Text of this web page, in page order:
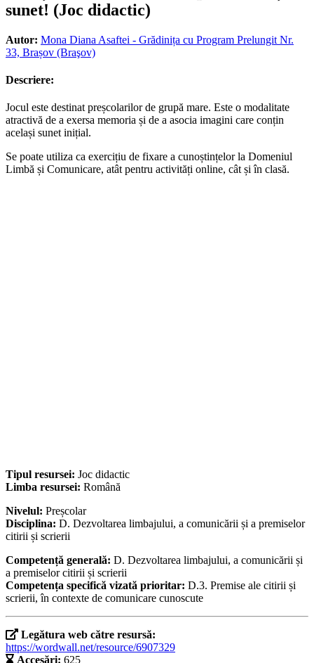
sunet! (Joc didactic)
Autor: Mona Diana Asaftei - Grădinița cu Program Prelungit Nr.
33, Brașov (Braşov)
Descriere:
Jocul este destinat preșcolarilor de grupă mare. Este o modalitate
atractivă de a exersa memoria și de a asocia imagini care conțin
același sunet inițial.
Se poate utiliza ca exercițiu de fixare a cunoștințelor la Domeniul
Limbă și Comunicare, atât pentru activități online, cât și în clasă.
Tipul resursei: Joc didactic
Limba resursei: Română
Nivelul: Preșcolar
Disciplina: D. Dezvoltarea limbajului, a comunicării și a premiselor
citirii și scrierii
Competență generală: D. Dezvoltarea limbajului, a comunicării și
a premiselor citirii și scrierii
Competența specifică vizată prioritar: D.3. Premise ale citirii și
scrierii, în contexte de comunicare cunoscute
Legătura web către resursă:
https://wordwall.net/resource/6907329
Accesări: 625